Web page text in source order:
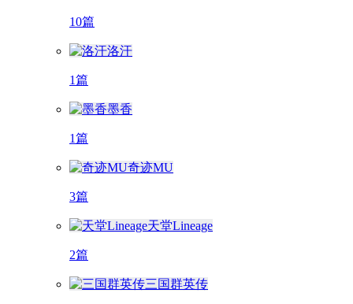
10篇
洛汗
1篇
墨香
1篇
奇迹MU
3篇
天堂Lineage
2篇
三国群英传